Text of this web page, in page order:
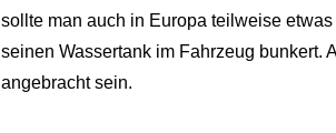
sollte man auch in Europa teilweise
seinen Wassertank im Fahrzeug bunkert.
angebracht sein.